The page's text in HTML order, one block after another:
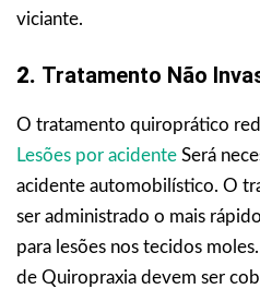
viciante.
2. Tratamento Não
O tratamento quiroprático
Lesões por acidente Será
acidente automobilístico. O
ser administrado o mais
para lesões nos tecidos
de Quiropraxia devem ser